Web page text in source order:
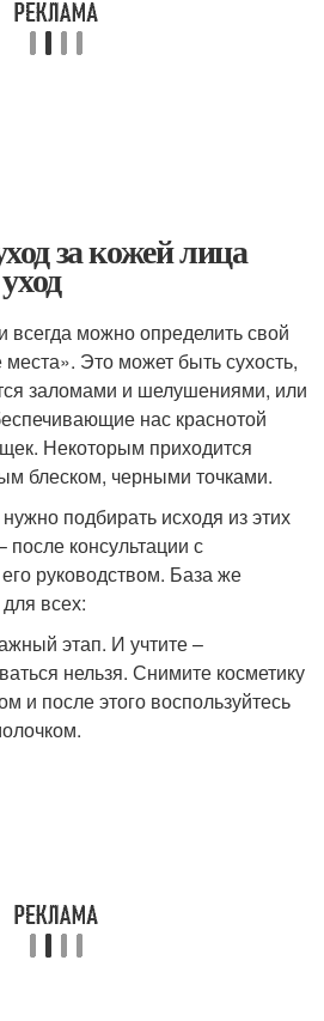
за кожей лица
всегда можно определить свой
Это может быть сухость,
заломами и шелушениями, или
нас краснотой
Некоторым приходится
блеском, черными точками.
подбирать исходя из этих
после консультации с
руководством. База же
всех:
этап. И учтите –
нельзя. Снимите косметику
и после этого воспользуйтесь